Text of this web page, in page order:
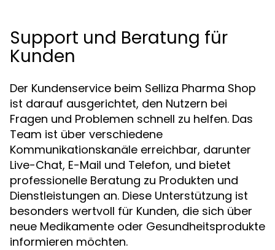
Support und Beratung für
Kunden
Der Kundenservice beim Selliza Pharma Shop
ist darauf ausgerichtet, den Nutzern bei
Fragen und Problemen schnell zu helfen. Das
Team ist über verschiedene
Kommunikationskanäle erreichbar, darunter
Live-Chat, E-Mail und Telefon, und bietet
professionelle Beratung zu Produkten und
Dienstleistungen an. Diese Unterstützung ist
besonders wertvoll für Kunden, die sich über
neue Medikamente oder Gesundheitsprodukte
informieren möchten.